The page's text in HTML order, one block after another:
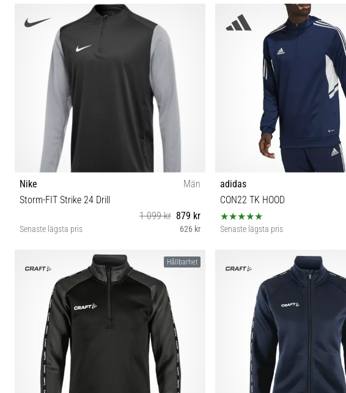
XXS (111-116 cm) XS (123-128 cm) S (135-140 cm) M
(147-152 cm) L (159-164 cm) XL (165-176 cm)
XS S M L XL XXL
Nike
Män
Storm-FIT Strike 24 Drill
1 099 kr 879 kr
Senaste lägsta pris 626 kr
XL XXL
adidas
CON22 TK HOOD
Senaste lägsta pris
XS XXL
Hållbarhet